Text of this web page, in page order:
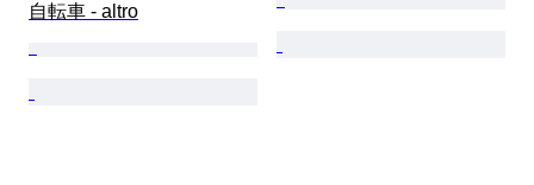
自転車 - altro